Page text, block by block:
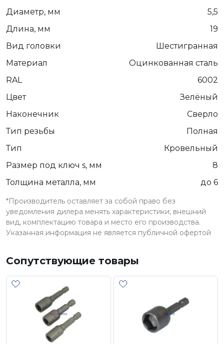
Диаметр, мм
5,5
Длина, мм
19
Вид головки
Шестигранная
Материал
Оцинкованная сталь
RAL
6002
Цвет
Зелёный
Наконечник
Сверло
Тип резьбы
Полная
Тип
Кровельный
Размер под ключ s, мм
8
Толщина металла, мм
до 6
*Производитель оставляет за собой право без
уведомления дилера менять характеристики, внешний
вид, комплектацию товара и место его производства.
Указанная информация не является публичной офертой
Сопутствующие товары